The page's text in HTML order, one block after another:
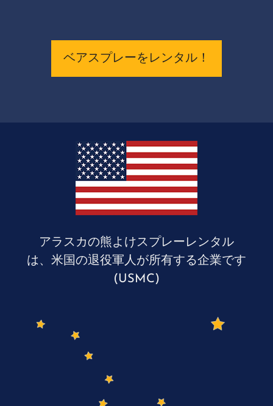
ベアスプレーをレンタル！
アラスカの熊よけスプレーレンタル
は、米国の退役軍人が所有する企業です
(USMC)